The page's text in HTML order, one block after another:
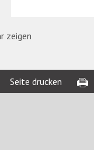
zeigen
Seite drucken